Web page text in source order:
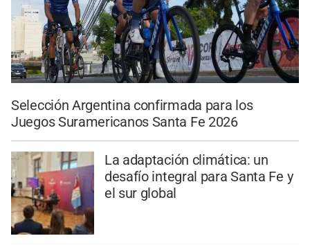
Selección Argentina confirmada para los
Juegos Suramericanos Santa Fe 2026
La adaptación climática: un
desafío integral para Santa Fe y
el sur global